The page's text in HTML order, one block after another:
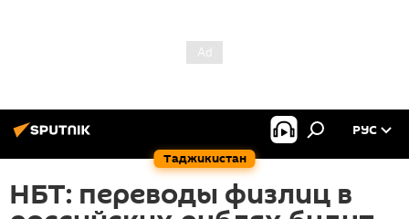
Таджикистан
РУС
НБТ: переводы физлиц в